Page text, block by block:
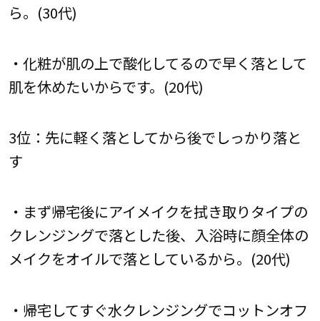
ら。(30代)
・化粧が肌の上で酸化してるので早く落として
肌を休めたいからです。(20代)
3位：先に軽く落としてから後でしっかり落と
す
・まず帰宅後にアイメイクを拭き取りタイプの
クレンジングで落とした後、入浴時に顔全体の
メイクをオイルで落としているから。(20代)
・帰宅してすぐ水クレンジングでコットンオフ